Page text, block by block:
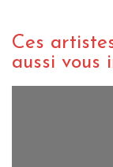
Ces
aussi vous